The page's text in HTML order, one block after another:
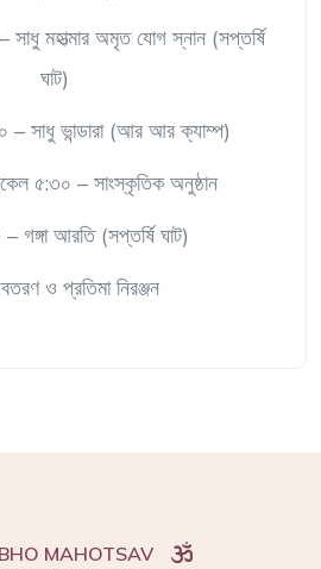
মহাত্মার অমৃত যোগ স্নান (সপ্তর্ষি
ঘাট)
সাধু ভান্ডারা (আর আর ক্যাম্প)
৫:৩০ – সাংস্কৃতিক অনুষ্ঠান
গঙ্গা আরতি (সপ্তর্ষি ঘাট)
ও প্রতিমা নিরঞ্জন
MAHOTSAV